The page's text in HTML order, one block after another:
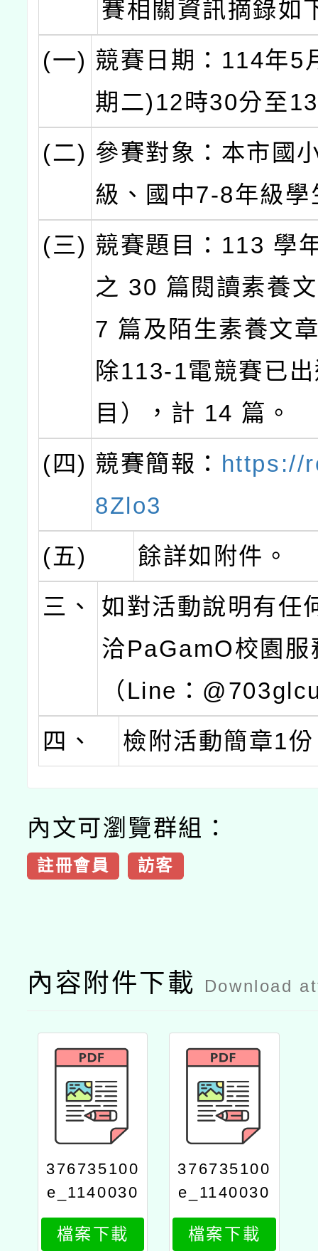
賽相關資訊摘錄如
(一) 競賽日期：114年5
期二)12時30分至
(二) 參賽對象：本市國
級、國中7-8年級學
(三) 競賽題目：113 學
之 30 篇閱讀素養
7 篇及陌生素養文
除113-1電競賽已
目），計 14 篇。
(四) 競賽簡報： https://
8Zlo3
(五)
餘詳如附件。
三、
如對活動說明有任
洽PaGamO校園服
（Line：
四、
檢附活動簡章1
內文可瀏覽群組：
註冊會員 訪客
內容附件下載 Download
376735100
e_1140030
261_attach
2
檔案下載
376735100
e_1140030
261_attach
1
檔案下載